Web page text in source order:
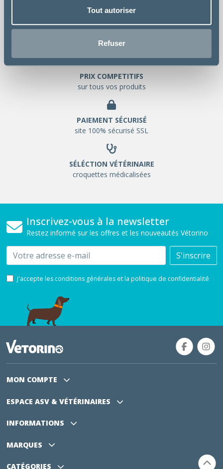
Tout autoriser
Refuser
LIVRAISON GRATUITE
chez votre vétérinaire
PRIX COMPETITIFS
sur tous vos produits
PAIEMENT SÉCURISÉ
site 100% sécurisé SSL
SÉLÉCTION VÉTÉRINAIRE
croquettes médicalisées
Inscrivez-vous à la newsletter
Restez informé sur les offres et les nouveautés Vétorino
Email S'inscrire
J'accepte les conditions générales et la politique de confidentialité
MON COMPTE
ESPACE ASV & VÉTÉRINAIRES
INFORMATIONS
MARQUES
CATÉGORIES